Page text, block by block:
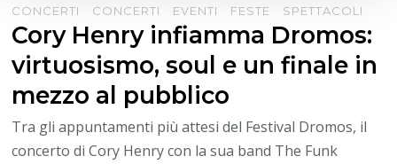
CONCERTI CONCERTI EVENTI FESTE SPETTACOLI
Cory Henry infiamma Dromos:
virtuosismo, soul e un finale in
mezzo al pubblico
Tra gli appuntamenti più attesi del Festival Dromos, il
concerto di Cory Henry con la sua band The Funk